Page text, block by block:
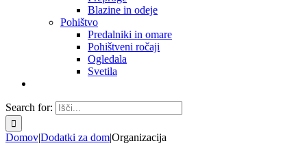
Blazine in odeje
Pohištvo
Predalniki in omare
Pohištveni ročaji
Ogledala
Svetila
Search for:
Domov|Dodatki za dom|Organizacija